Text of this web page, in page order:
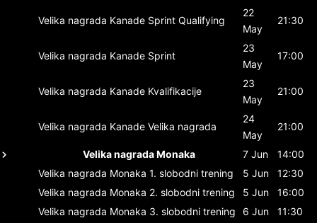
Velika nagrada Kanade Sprint Qualifying
22
May
21:30
Velika nagrada Kanade Sprint
23
May
17:00
Velika nagrada Kanade Kvalifikacije
23
May
21:00
Velika nagrada Kanade Velika nagrada
24
May
21:00
Velika nagrada Monaka 7 Jun
14:00
Velika nagrada Monaka 1. slobodni trening 5 Jun
12:30
Velika nagrada Monaka 2. slobodni trening 5 Jun
16:00
Velika nagrada Monaka 3. slobodni trening 6 Jun
11:30